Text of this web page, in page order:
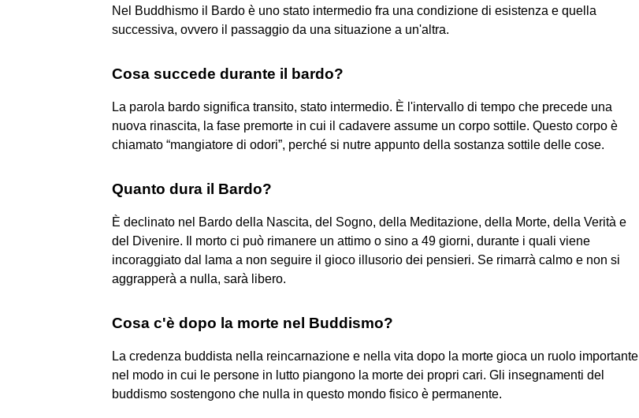
Nel Buddhismo il Bardo è uno stato intermedio fra una condizione di esistenza e quella
successiva, ovvero il passaggio da una situazione a un'altra.
Cosa succede durante il bardo?
La parola bardo significa transito, stato intermedio. È l'intervallo di tempo che precede una
nuova rinascita, la fase premorte in cui il cadavere assume un corpo sottile. Questo corpo è
chiamato “mangiatore di odori”, perché si nutre appunto della sostanza sottile delle cose.
Quanto dura il Bardo?
È declinato nel Bardo della Nascita, del Sogno, della Meditazione, della Morte, della Verità e
del Divenire. Il morto ci può rimanere un attimo o sino a 49 giorni, durante i quali viene
incoraggiato dal lama a non seguire il gioco illusorio dei pensieri. Se rimarrà calmo e non si
aggrapperà a nulla, sarà libero.
Cosa c'è dopo la morte nel Buddismo?
La credenza buddista nella reincarnazione e nella vita dopo la morte gioca un ruolo importante
nel modo in cui le persone in lutto piangono la morte dei propri cari. Gli insegnamenti del
buddismo sostengono che nulla in questo mondo fisico è permanente.